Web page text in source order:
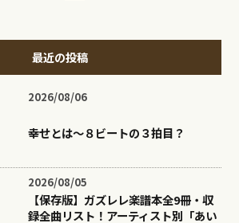
最近の投稿
2026/08/06
幸せとは〜８ビートの３拍目？
2026/08/05
【保存版】ガズレレ楽譜本全9冊・収
録全曲リスト！アーティスト別「あい